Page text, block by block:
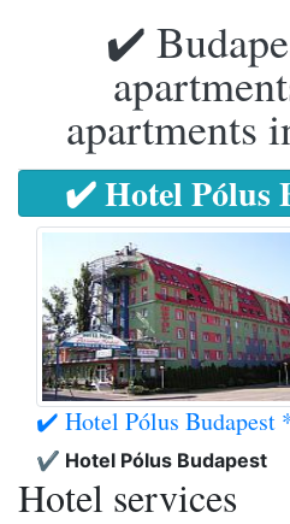
✔️
apartments
✔️ Hotel Pólus
✔️ Hotel Pólus Budapest
✔️ Hotel Pólus Budapest
Hotel services